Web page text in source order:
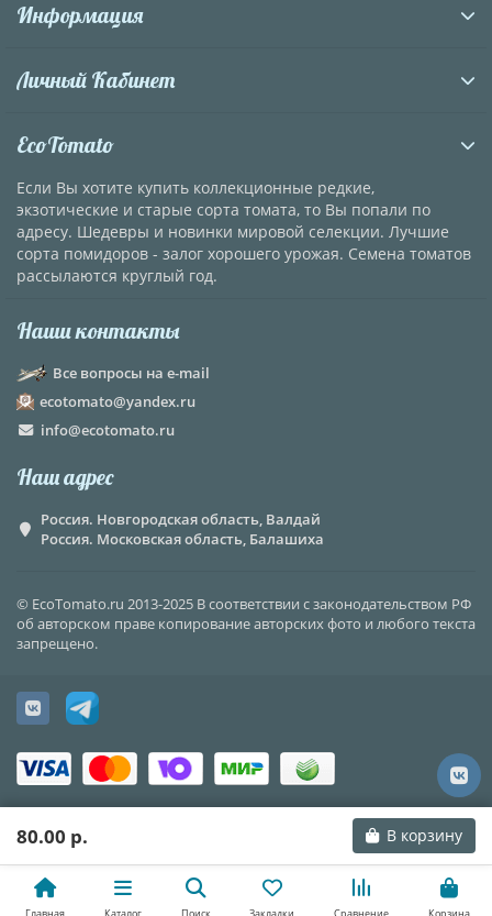
Информация
Личный Кабинет
EcoTomato
Если Вы хотите купить коллекционные редкие,
экзотические и старые сорта томата, то Вы попали по
адресу. Шедевры и новинки мировой селекции. Лучшие
сорта помидоров - залог хорошего урожая. Семена томатов
рассылаются круглый год.
Наши контакты
Все вопросы на e-mail
ecotomato@yandex.ru
info@ecotomato.ru
Наш адрес
Россия. Новгородская область, Валдай
Россия. Московская область, Балашиха
© EcoTomato.ru 2013-2025 В соответствии с законодательством РФ
об авторском праве копирование авторских фото и любого текста
запрещено.
80.00 р. В корзину
Главная Каталог Поиск Закладки Сравнение Корзина